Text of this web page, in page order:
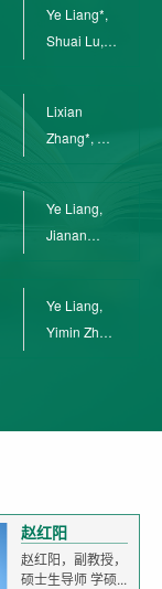
Ye Liang*,
Shuai Lu,
Lixian
Zhang*, Ye
Ye Liang,
Jianan
Ye Liang,
Yimin Zhu,
赵红阳
赵红阳，副教授，
硕士生导师 学硕...